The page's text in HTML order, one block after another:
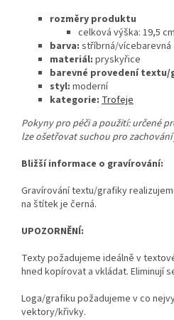
rozměry produktu
celková výška: 19,5
barva: stříbrná/vícebarevná
materiál: pryskyřice
barevné provedení
styl: moderní
kategorie: Trofeje
Pokyny pro péči a použití: určené
lze ošetřovat suchou pro
Bližší informace o gravírování:
Gravírování textu/grafiky
na štítek je černá.
UPOZORNĚNÍ:
Texty požadujeme ideálně v
hned kopírovat a vkládat. Eliminují
Loga/grafiku požadujeme v co
vektory/křivky.